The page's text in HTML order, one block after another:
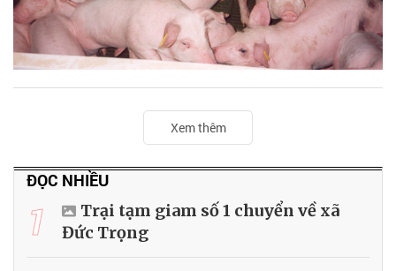
Xem thêm
ĐỌC NHIỀU
1
Trại tạm giam số 1 chuyển về xã
Đức Trọng